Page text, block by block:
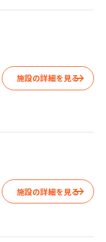
施設の詳細を見る
施設の詳細を見る